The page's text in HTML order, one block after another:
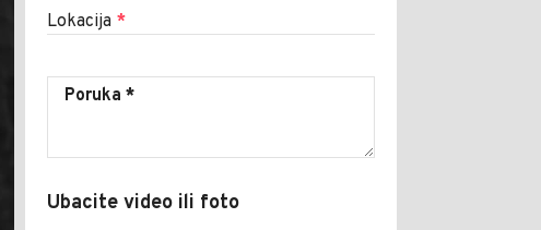
Lokacija *
Ubacite video ili foto